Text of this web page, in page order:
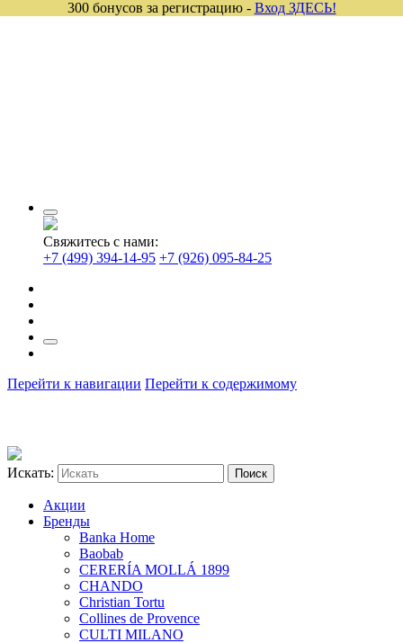
Свяжитесь с нами:
+7 (499) 394-14-95 +7 (926) 095-84-25
Перейти к навигации Перейти к содержимому
Искать:
Акции
Бренды
Banka Home
Baobab
CERERÍA MOLLÁ 1899
CHANDO
Christian Tortu
Collines de Provence
CULTI MILANO
300 бонусов за регистрацию - Вход ЗДЕСЬ!